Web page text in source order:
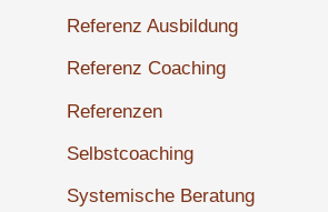
Referenz Ausbildung
Referenz Coaching
Referenzen
Selbstcoaching
Systemische Beratung